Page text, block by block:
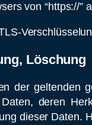
von “https://”
Löschung
der geltenden
Daten, deren
dieser Daten.